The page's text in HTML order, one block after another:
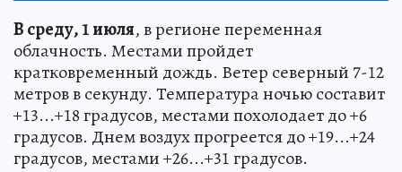
В среду, 1 июля, в регионе переменная
облачность. Местами пройдет
кратковременный дождь. Ветер северный 7-12
метров в секунду. Температура ночью составит
+13...+18 градусов, местами похолодает до +6
градусов. Днем воздух прогреется до +19...+24
градусов, местами +26...+31 градусов.